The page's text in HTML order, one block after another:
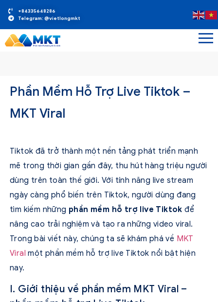
+84335648286
Telegram: @vietlongmkt
Phần Mềm Hỗ Trợ Live Tiktok –
MKT Viral
Tiktok đã trở thành một nền tảng phát triển mạnh
mẽ trong thời gian gần đây, thu hút hàng triệu người
dùng trên toàn thế giới. Với tính năng live stream
ngày càng phổ biến trên Tiktok, người dùng đang
tìm kiếm những phần mềm hỗ trợ live Tiktok để
nâng cao trải nghiệm và tạo ra những video viral.
Trong bài viết này, chúng ta sẽ khám phá về MKT
Viral một phần mềm hỗ trợ live Tiktok nổi bật hiện
nay.
I. Giới thiệu về phần mềm MKT Viral –